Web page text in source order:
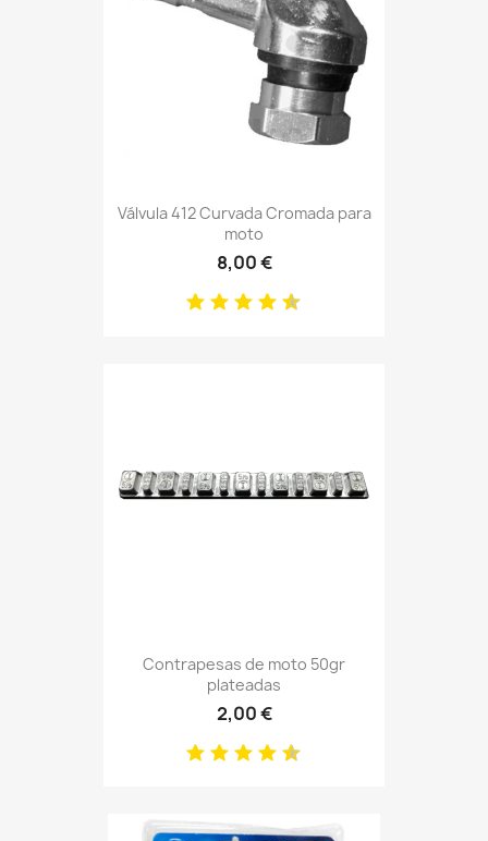
Válvula 412 Curvada Cromada para
moto
8,00 €
Contrapesas de moto 50gr
plateadas
2,00 €